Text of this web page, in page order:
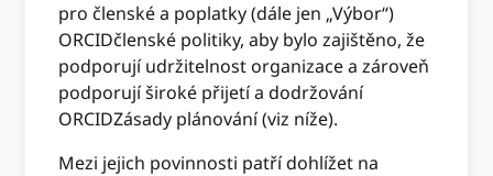
pro členské a poplatky (dále jen „Výbor“)
ORCIDčlenské politiky, aby bylo zajištěno, že
podporují udržitelnost organizace a zároveň
podporují široké přijetí a dodržování
ORCIDZásady plánování (viz níže).
Mezi jejich povinnosti patří dohlížet na